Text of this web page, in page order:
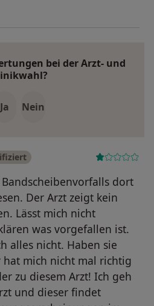
bei der Arzt- und
Ja Nein
dort
Der Arzt zeigt kein
Lässt mich nicht
was vorgefallen ist.
alles nicht. Haben sie
hat mich nicht mal richtig
zu diesem Arzt! Ich geh
und dieser findet